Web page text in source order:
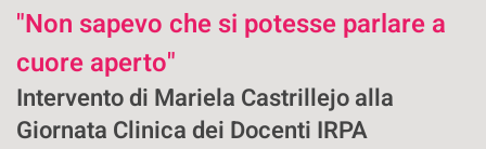
"Non sapevo che si potesse parlare a
cuore aperto"
Intervento di Mariela Castrillejo alla
Giornata Clinica dei Docenti IRPA